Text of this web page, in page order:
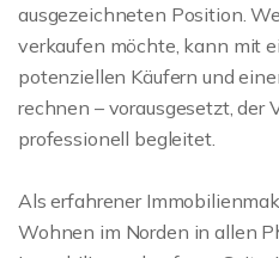
ausgezeichneten Position.
verkaufen möchte, kann mit
potenziellen Käufern und
rechnen – vorausgesetzt, der
professionell begleitet.
Als erfahrener
Wohnen im Norden in allen